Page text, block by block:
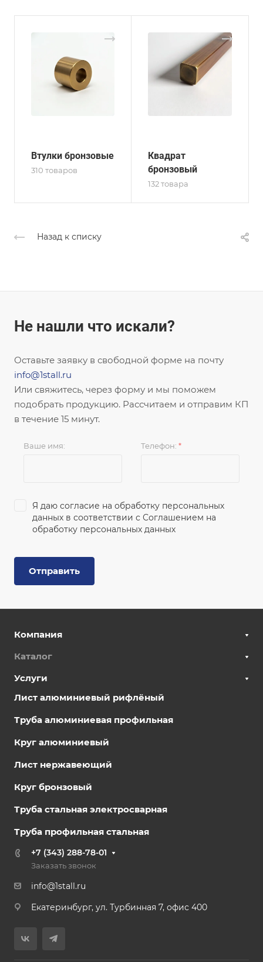
Втулки бронзовые
310 товаров
Квадрат
бронзовый
132 товара
Назад к списку
Не нашли что искали?
Оставьте заявку в свободной форме на почту
info@1stall.ru
Или свяжитесь, через форму и мы поможем
подобрать продукцию. Рассчитаем и отправим КП
в течение 15 минут.
Ваше имя: Телефон: *
Я даю согласие на обработку персональных
данных в соответствии с Соглашением на
обработку персональных данных
Отправить
Компания
Каталог
Услуги
Лист алюминиевый рифлёный
Труба алюминиевая профильная
Круг алюминиевый
Лист нержавеющий
Круг бронзовый
Труба стальная электросварная
Труба профильная стальная
+7 (343) 288-78-01
Заказать звонок
info@1stall.ru
Екатеринбург, ул. Турбинная 7, офис 400